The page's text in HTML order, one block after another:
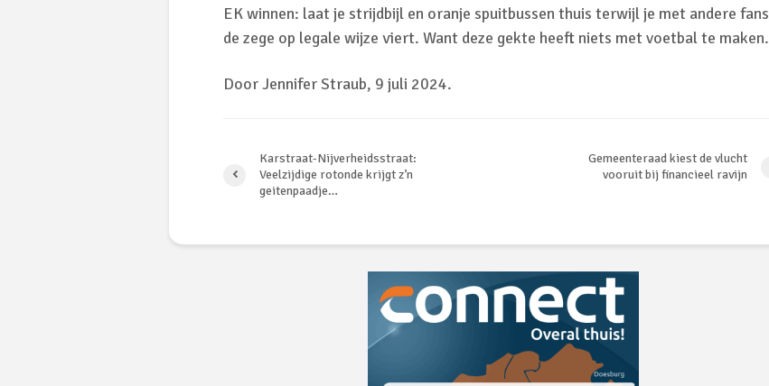
EK winnen: laat je strijdbijl en oranje spuitbussen thuis terwijl je met andere fans
de zege op legale wijze viert. Want deze gekte heeft niets met voetbal te maken.
Door Jennifer Straub, 9 juli 2024.
Karstraat-Nijverheidsstraat:
Veelzijdige rotonde krijgt z’n
geitenpaadje…
Gemeenteraad kiest de vlucht
vooruit bij financieel ravijn